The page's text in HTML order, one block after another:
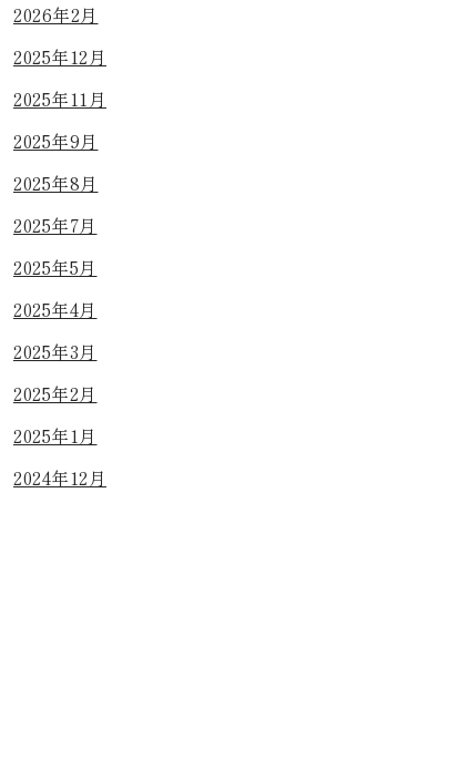
2026年2月
2025年12月
2025年11月
2025年9月
2025年8月
2025年7月
2025年5月
2025年4月
2025年3月
2025年2月
2025年1月
2024年12月